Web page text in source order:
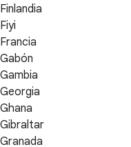
Finlandia
Fiyi
Francia
Gabón
Gambia
Georgia
Ghana
Gibraltar
Granada